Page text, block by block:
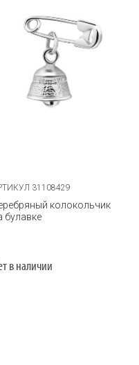
31108429
колокольчик
булавке
в наличии